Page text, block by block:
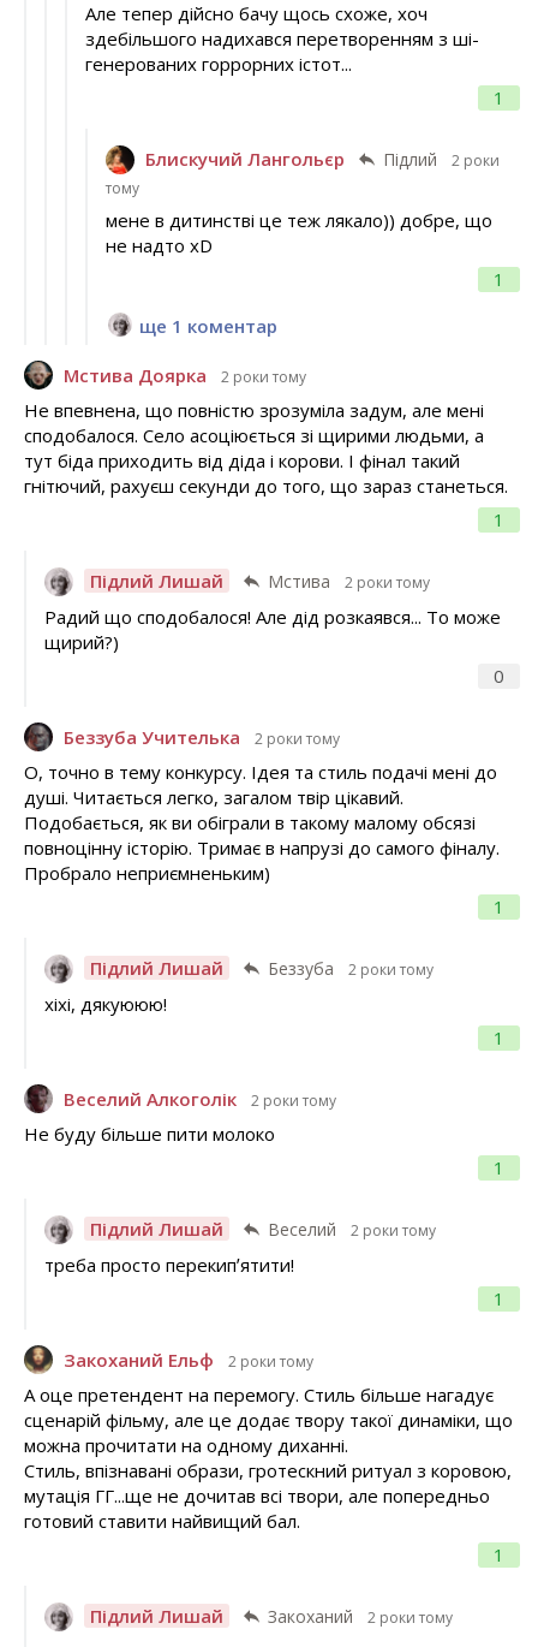
1
Але тепер дійсно бачу щось схоже, хоч
здебільшого надихався перетворенням з ші-
генерованих горрорних істот...
Блискучий Лангольєр Підлий
2 роки
тому
1
мене в дитинстві це теж лякало)) добре, що
не надто xD
ще 1 коментар
Мстива Доярка 2 роки тому
1
Не впевнена, що повністю зрозуміла задум, але мені
сподобалося. Село асоціюється зі щирими людьми, а
тут біда приходить від діда і корови. І фінал такий
гнітючий, рахуєш секунди до того, що зараз станеться.
Підлий Лишай Мстива 2 роки тому
0
Радий що сподобалося! Але дід розкаявся... То може
щирий?)
Беззуба Учителька 2 роки тому
1
О, точно в тему конкурсу. Ідея та стиль подачі мені до
душі. Читається легко, загалом твір цікавий.
Подобається, як ви обіграли в такому малому обсязі
повноцінну історію. Тримає в напрузі до самого фіналу.
Пробрало неприємненьким)
Підлий Лишай Беззуба 2 роки тому
1
хіхі, дякуююю!
Веселий Алкоголік 2 роки тому
1
Не буду більше пити молоко
Підлий Лишай Веселий 2 роки тому
1
треба просто перекипʼятити!
Закоханий Ельф 2 роки тому
1
А оце претендент на перемогу. Стиль більше нагадує
сценарій фільму, але це додає твору такої динаміки, що
можна прочитати на одному диханні.
Стиль, впізнавані образи, гротескний ритуал з коровою,
мутація ГГ...ще не дочитав всі твори, але попередньо
готовий ставити найвищий бал.
Підлий Лишай Закоханий 2 роки тому